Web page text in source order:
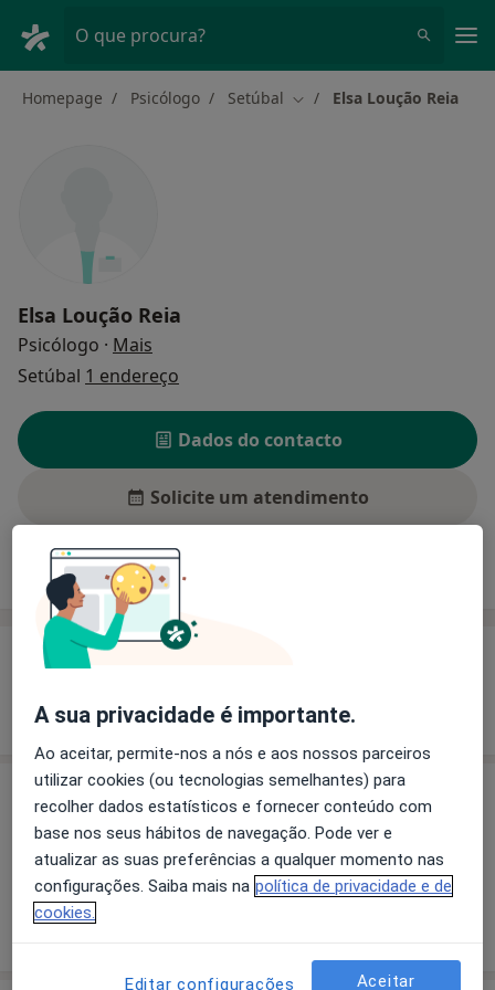
O que procura?
Homepage Psicólogo Setúbal Mudar de cidade
Elsa Loução Reia
Elsa Loução Reia
Psicólogo · Mais
Setúbal 1 endereço
Dados do contacto
Solicite um atendimento
Experiência Preços
Experiência
Mostrar mais detalhes
sobre a experiência
Preços
Sem informação sobre serviços e preços
Este especialista ainda não adicionou nenhuma
informação sobre serviços
A sua privacidade é importante.
Ao aceitar, permite-nos a nós e aos nossos parceiros
utilizar cookies (ou tecnologias semelhantes) para
recolher dados estatísticos e fornecer conteúdo com
base nos seus hábitos de navegação. Pode ver e
atualizar as suas preferências a qualquer momento nas
configurações. Saiba mais na política de privacidade e de
cookies.
Editar configurações Aceitar